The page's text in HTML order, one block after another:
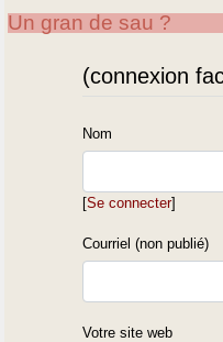
Un gran de sau ?
(connexion
Nom
[Se connecter]
Courriel (non publié)
Votre site web